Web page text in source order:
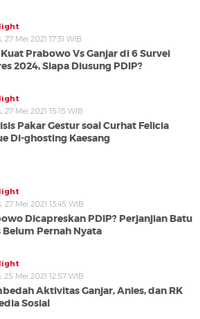
27 Mei 2021 17:31 WIB
Prabowo Vs Ganjar di 6 Survei
2024, Siapa Diusung PDIP?
27 Mei 2021 15:15 WIB
Pakar Gestur soal Curhat Felicia
Di-ghosting Kaesang
27 Mei 2021 13:45 WIB
Dicapreskan PDIP? Perjanjian Batu
Belum Pernah Nyata
25 Mei 2021 12:57 WIB
Aktivitas Ganjar, Anies, dan RK
Sosial